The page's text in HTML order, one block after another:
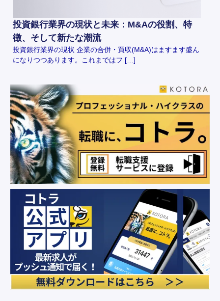
投資銀行業界の現状と未来：M&Aの役割、特
徴、そして新たな潮流
投資銀行業界の現状 企業の合併・買収(M&A)はますます盛ん
になりつつあります。これまではフ […]